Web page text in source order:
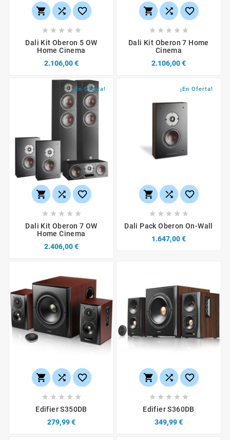
  
    
Dali Kit Oberon 5 OW
Home Cinema
2.106,00 €
  
    
Dali Kit Oberon 7 Home
Cinema
2.106,00 €
¡En Oferta!
  
    
Dali Kit Oberon 7 OW
Home Cinema
2.406,00 €
¡En Oferta!
  
    
Dali Pack Oberon On-Wall
1.647,00 €
  
    
Edifier S350DB
279,99 €
  
    
Edifier S360DB
349,99 €